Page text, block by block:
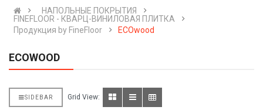
НАПОЛЬНЫЕ ПОКРЫТИЯ
FINEFLOOR - КВАРЦ-ВИНИЛОВАЯ ПЛИТКА
Продукция by FineFloor
ECOwood
ECOWOOD
SIDEBAR Grid View: